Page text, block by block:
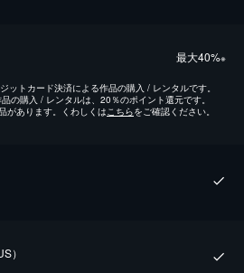
最⼤40%※
ットカード決済による作品の購入 / レンタルです。
の購入 / レンタルは、20％のポイント還元です。
があります。くわしくはこちらをご確認ください。
）